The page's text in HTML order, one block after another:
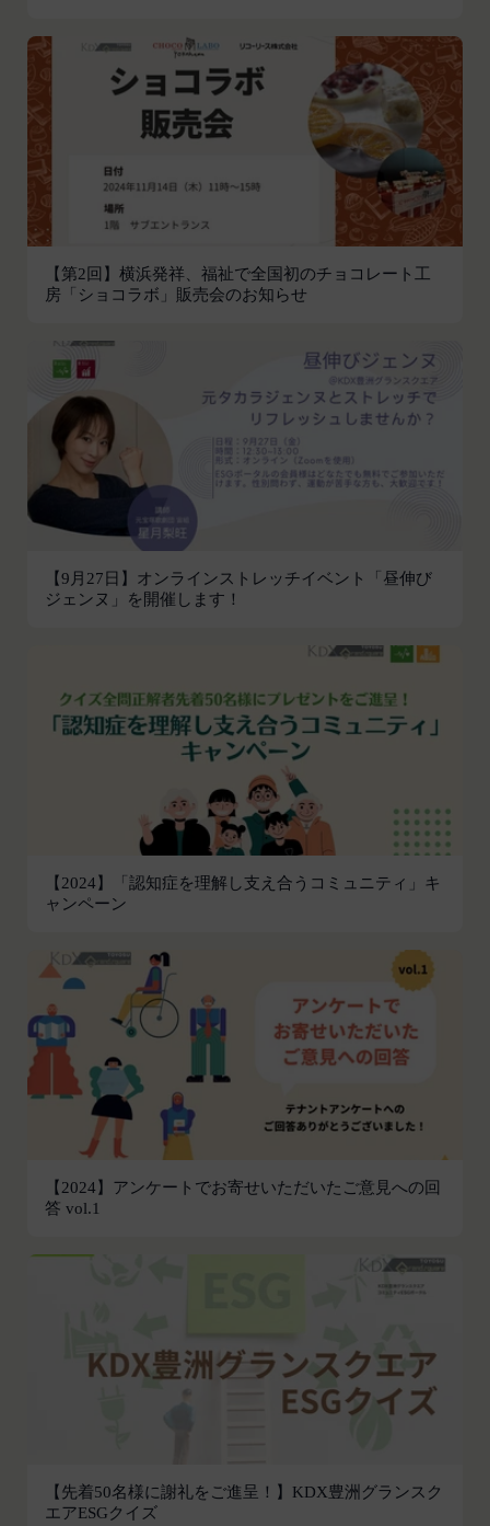
【第2回】横浜発祥、福祉で全国初のチョコレート工
房「ショコラボ」販売会のお知らせ
【9月27日】オンラインストレッチイベント「昼伸び
ジェンヌ」を開催します！
【2024】「認知症を理解し支え合うコミュニティ」キ
ャンペーン
【2024】アンケートでお寄せいただいたご意見への回
答 vol.1
【先着50名様に謝礼をご進呈！】KDX豊洲グランスク
エアESGクイズ
会員の登録の抹消、当社が提供する一切のサービス
の利用禁止、停止、本サービス上に公開した提供物
（本規約第10条3項で定義します。）の削除その他
の必要な措置を講じることができるものとします。
当社が前項に定める措置を講じた場合において、当
社は、会員に対し、当該措置を講じた理由を開示す
る義務及び当該措置により会員に生じた損害を賠償
する義務並びにその他一切の義務を負わないものと
します。
第9条（当社が提供するコンテンツに関する知的財
本サービスを通じて会員に提供する文章、イラス
ト、デザイン、写真、画像、ロゴ、アイコン、映
像、プログラム等（以下「コンテンツ」といいま
す。）の著作権、商標権およびその他の知的財産権
は全て当社または当社にコンテンツの使用を許諾す
る者に帰属するものであり、会員はこれらの権利を
侵害する行為を行わないものとします。
目的の如何を問わず、本サービスのコンテンツその
他掲載内容の全部または一部を権利者の許可なく使
用（複製、改変、転用、転送、配布、掲示、販売、
会員は、前2項の規定に違反して第三者との間で問
問題を解決するとともに当社に何等の損害、損失ま
たは不利益等を与えないものとします。
第10条（会員が提供する提供物に関する知的財産権
当社所定の方法により会員が提供する商品レビュ
ー、画像データその他一切の提供物（以下、これら
をまとめて「提供物」といいます。）に関する知的
財産権等の権利は、従前どおり会員が保持するもの
とし、当社がかかる権利を取得することはありませ
前項にかかわらず、会員は当社に対し、提供物に関
し、無償、地域無限定、非独占的、サブライセンス
可能かつ譲渡可能な使用、複製、配布、派生著作物
の作成、表示および実行（以下「使用等」といいま
す。）に関する権利を付与するものとします。
会員は、提供物について、自らが使用等についての
適法な権利を有していることおよび提供物が第三者
の権利を侵害していないことについて保証するもの
とします。
会員は、当社および当社から提供物の権利を承継し
格権を行使しないことをあらかじめ承諾するものと
電子メールの送信、当社ウェブサイト上における掲
示その他当社が適当と認める方法により会員に通知
当社は、前項に定める通知を書面の送付、電子メー
ルの送信によって行う場合、会員が申込時（変更手